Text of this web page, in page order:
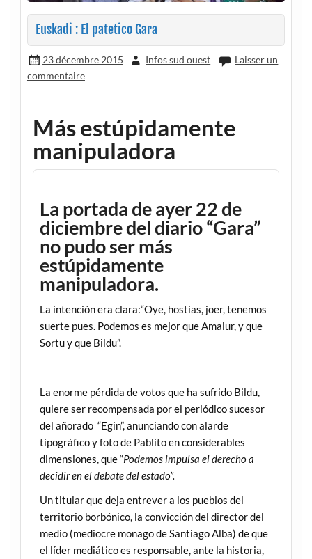
Euskadi : El patetico Gara
23 décembre 2015 Infos sud ouest
Laisser un
commentaire
Más estúpidamente
manipuladora
La portada de ayer 22 de
diciembre del diario “Gara”
no pudo ser más
estúpidamente
manipuladora.
La intención era clara:“Oye, hostias, joer, tenemos
suerte pues. Podemos es mejor que Amaiur, y que
Sortu y que Bildu”.
La enorme pérdida de votos que ha sufrido Bildu,
quiere ser recompensada por el periódico sucesor
del añorado “Egin”, anunciando con alarde
tipográfico y foto de Pablito en considerables
dimensiones, que “Podemos impulsa el derecho a
decidir en el debate del estado”.
Un titular que deja entrever a los pueblos del
territorio borbónico, la convicción del director del
medio (mediocre monago de Santiago Alba) de que
el líder mediático es responsable, ante la historia,